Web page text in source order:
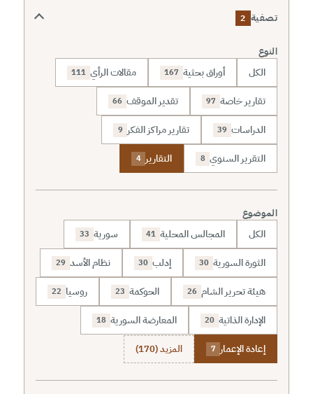
تصفية 2
النوع
الكل أوراق بحثية 167 مقالات الرأي 111
تقارير خاصة 97 تقدير الموقف 66
الدراسات 39 تقارير مراكز الفكر 9
التقرير السنوي 8 التقارير 4
الموضوع
الكل المجالس المحلية 41 سورية 33
الثورة السورية 30 إدلب 30 نظام الأسد 29
هيئة تحرير الشام 26 الحوكمة 23 روسيا 22
الإدارة الذاتية 20 المعارضة السورية 18
إعادة الإعمار 7 المزيد (170)